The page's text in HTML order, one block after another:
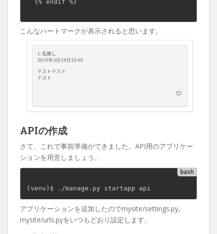
  {% endif %}
こんなハートマークが表示されると思います。
APIの作成
さて、これで事前準備ができました。API用のアプリケー
ションを用意しましょう。
( venv )
アプリケーションを追加したのでmysite/settings.py,
mysite/urls.pyをいつもどおり設定します。